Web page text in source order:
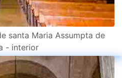
santa Maria Assumpta de
- interior